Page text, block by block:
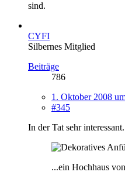
sind.
CYFI
Silbernes Mitglied
Beiträge
786
1. Oktober 2008
#345
In der Tat sehr
...ein Hochhaus